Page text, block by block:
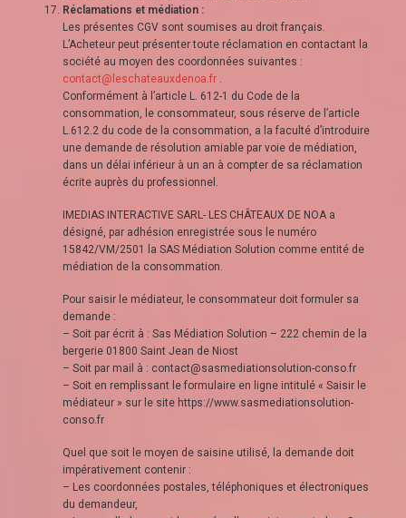
Réclamations et médiation :
Les présentes CGV sont soumises au droit français.
L’Acheteur peut présenter toute réclamation en contactant la
société au moyen des coordonnées suivantes :
contact@leschateauxdenoa.fr.
Conformément à l’article L. 612-1 du Code de la
consommation, le consommateur, sous réserve de l’article
L.612.2 du code de la consommation, a la faculté d’introduire
une demande de résolution amiable par voie de médiation,
dans un délai inférieur à un an à compter de sa réclamation
écrite auprès du professionnel.
IMEDIAS INTERACTIVE SARL- LES CHÂTEAUX DE NOA a
désigné, par adhésion enregistrée sous le numéro
15842/VM/2501 la SAS Médiation Solution comme entité de
médiation de la consommation.
Pour saisir le médiateur, le consommateur doit formuler sa
demande :
– Soit par écrit à : Sas Médiation Solution – 222 chemin de la
bergerie 01800 Saint Jean de Niost
– Soit par mail à : contact@sasmediationsolution-conso.fr
– Soit en remplissant le formulaire en ligne intitulé « Saisir le
médiateur » sur le site https://www.sasmediationsolution-
conso.fr
Quel que soit le moyen de saisine utilisé, la demande doit
impérativement contenir :
– Les coordonnées postales, téléphoniques et électroniques
du demandeur,